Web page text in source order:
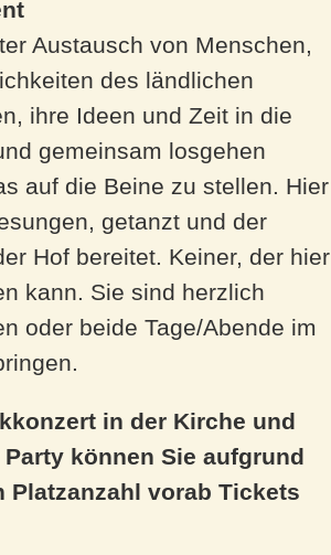
Austausch von Menschen,
des ländlichen
ihre Ideen und Zeit in die
gemeinsam losgehen
auf die Beine zu stellen. Hier
getanzt und der
Hof bereitet. Keiner, der hier
kann. Sie sind herzlich
oder beide Tage/Abende im
in der Kirche und
können Sie aufgrund
Platzanzahl vorab Tickets